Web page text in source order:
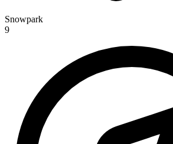
Snowpark
9